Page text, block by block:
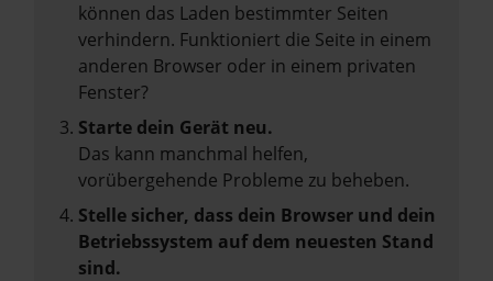
können das Laden bestimmter Seiten
verhindern. Funktioniert die Seite in einem
anderen Browser oder in einem privaten
Fenster?
Starte dein Gerät neu.
Das kann manchmal helfen,
vorübergehende Probleme zu beheben.
Stelle sicher, dass dein Browser und dein
Betriebssystem auf dem neuesten Stand
sind.